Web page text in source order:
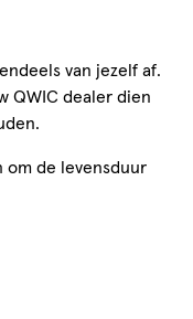
van jezelf af.
QWIC dealer dien
om de levensduur